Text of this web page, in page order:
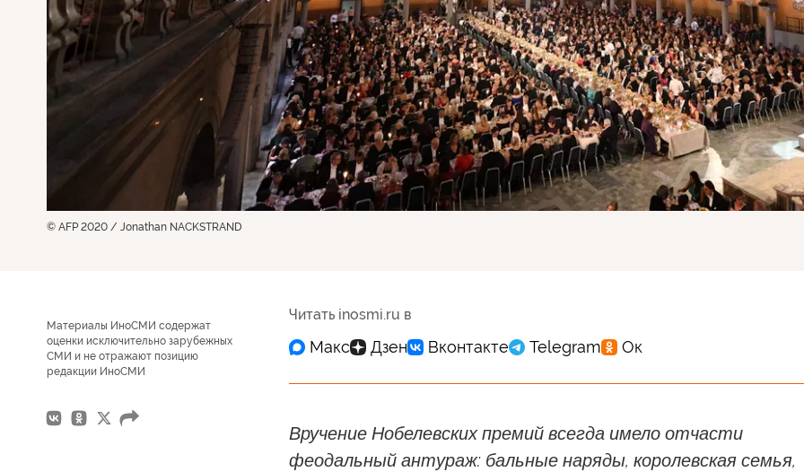
© AFP 2020 / Jonathan NACKSTRAND
Материалы ИноСМИ содержат
оценки исключительно зарубежных
СМИ и не отражают позицию
редакции ИноСМИ
Читать inosmi.ru в
Вручение Нобелевских премий всегда имело отчасти
феодальный антураж: бальные наряды, королевская семья,